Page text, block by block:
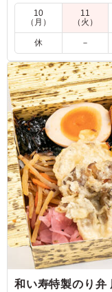
エネルギー補給した
味しさをぜひ、お楽
・おにぎりは下記よ
【定番おにぎり】鮭/
ろ/わかめ/カリカリ梅
ヨコーン/塩昆布/ご
飯/マヨ高菜/たらこ/
※おにぎりのご指定
※ちまきは納品日3日
5.0 株式会社
しっかりとしたお
美味です。忙しい
のいくお弁当でし
す。また是非利用
ご利用シーン：ロケ
東京都中央区築地
10
（月）
11
（火）
休 －
和い寿特製のり弁